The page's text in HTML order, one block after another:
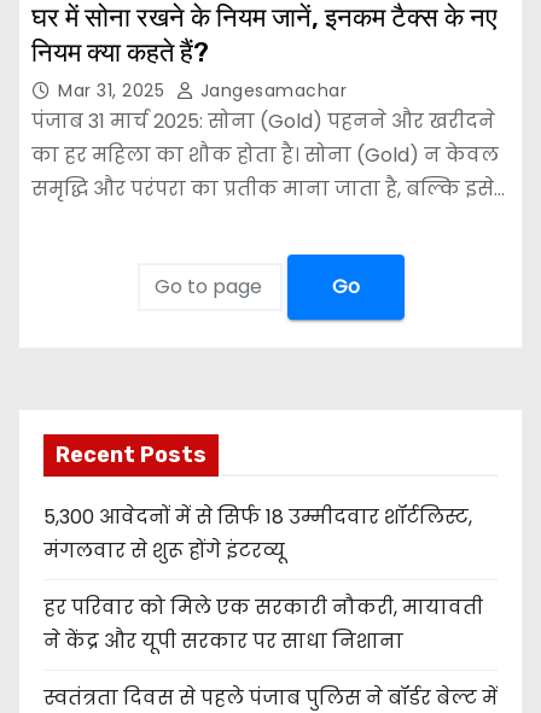
घर में सोना रखने के नियम जानें, इनकम टैक्स के नए
नियम क्या कहते हैं?
Mar 31, 2025 Jangesamachar
पंजाब 31 मार्च 2025: सोना (Gold) पहनने और खरीदने
का हर महिला का शौक होता है। सोना (Gold) न केवल
समृद्धि और परंपरा का प्रतीक माना जाता है, बल्कि इसे…
Go
Recent Posts
5,300 आवेदनों में से सिर्फ 18 उम्मीदवार शॉर्टलिस्ट,
मंगलवार से शुरू होंगे इंटरव्यू
हर परिवार को मिले एक सरकारी नौकरी, मायावती
ने केंद्र और यूपी सरकार पर साधा निशाना
स्वतंत्रता दिवस से पहले पंजाब पुलिस ने बॉर्डर बेल्ट में